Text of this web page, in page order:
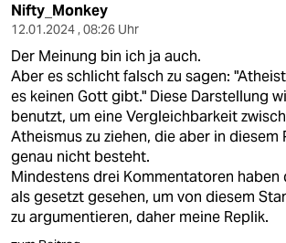
Nifty_Monkey
12.01.2024 , 08:26 Uhr
Der Meinung bin ich ja auch.
Aber es schlicht falsch zu sagen:
es keinen Gott gibt." Diese Darstellung
benutzt, um eine Vergleichbarkeit
Atheismus zu ziehen, die aber in diesem
genau nicht besteht.
Mindestens drei Kommentatoren haben
als gesetzt gesehen, um von diesem
zu argumentieren, daher meine Replik.